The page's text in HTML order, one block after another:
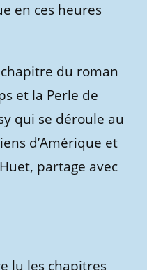
en ces heures
du roman
et la Perle de
qui se déroule au
d’Amérique et
partage avec
lu les chapitres